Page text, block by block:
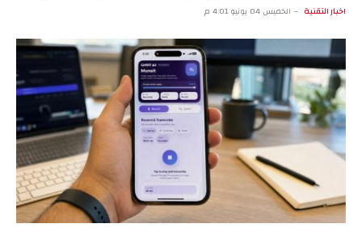
اخبار التقنية الخميس 04 يونيو 4:01 م